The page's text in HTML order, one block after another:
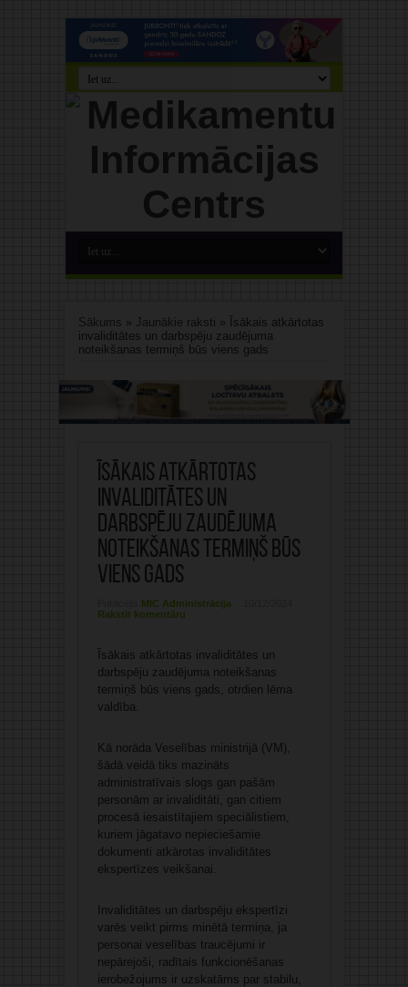
Sākums » Jaunākie raksti »
Īsākais atkārtotas
invaliditātes un darbspēju zaudējuma
noteikšanas termiņš būs viens gads
Īsākais atkārtotas
invaliditātes un
darbspēju zaudējuma
noteikšanas termiņš būs
viens gads
MIC Administrācija
Rakstīt komentāru
Īsākais atkārtotas invaliditātes un
darbspēju zaudējuma noteikšanas
termiņš būs viens gads, otrdien lēma
valdība.
Kā norāda Veselības ministrijā (VM),
šādā veidā tiks mazināts
administratīvais slogs gan pašām
personām ar invaliditāti, gan citiem
procesā iesaistītajiem speciālistiem,
kuriem jāgatavo nepieciešamie
dokumenti atkārotas invaliditātes
ekspertīzes veikšanai.
Invaliditātes un darbspēju ekspertīzi
varēs veikt pirms minētā termiņa, ja
personai veselības traucējumi ir
nepārejoši, radītais funkcionēšanas
ierobežojums ir uzskatāms par stabilu,